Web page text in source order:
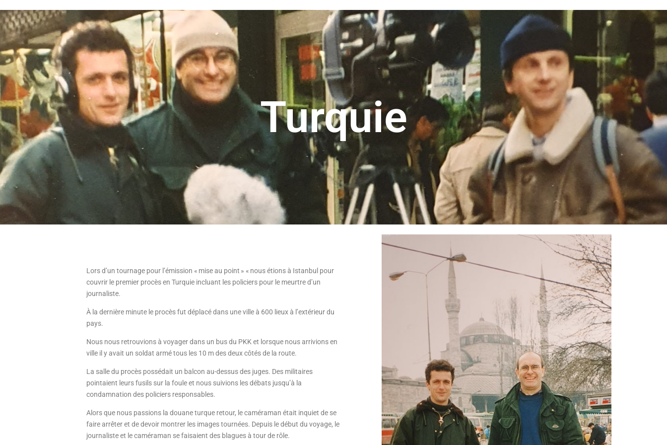
Turquie
Lors d’un tournage pour l’émission « mise au point » « nous étions à Istanbul pour
couvrir le premier procès en Turquie incluant les policiers pour le meurtre d’un
journaliste.
À la dernière minute le procès fut déplacé dans une ville à 600 lieux à l’extérieur du
pays.
Nous nous retrouvions à voyager dans un bus du PKK et lorsque nous arrivions en
ville il y avait un soldat armé tous les 10 m des deux côtés de la route.
La salle du procès possédait un balcon au-dessus des juges. Des militaires
pointaient leurs fusils sur la foule et nous suivions les débats jusqu’à la
condamnation des policiers responsables.
Alors que nous passions la douane turque retour, le caméraman était inquiet de se
faire arrêter et de devoir montrer les images tournées. Depuis le début du voyage, le
journaliste et le caméraman se faisaient des blagues à tour de rôle.